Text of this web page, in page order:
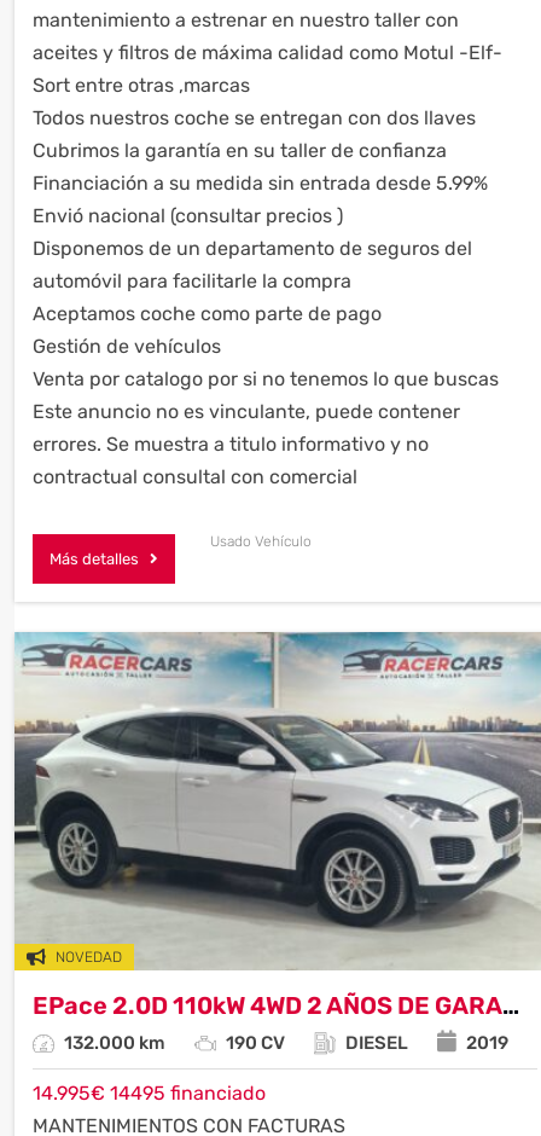
mantenimiento a estrenar en nuestro taller con
aceites y filtros de máxima calidad como Motul -Elf-
Sort entre otras ,marcas
Todos nuestros coche se entregan con dos llaves
Cubrimos la garantía en su taller de confianza
Financiación a su medida sin entrada desde 5.99%
Envió nacional (consultar precios )
Disponemos de un departamento de seguros del
automóvil para facilitarle la compra
Aceptamos coche como parte de pago
Gestión de vehículos
Venta por catalogo por si no tenemos lo que buscas
Este anuncio no es vinculante, puede contener
errores. Se muestra a titulo informativo y no
contractual consultal con comercial
Más detalles
Usado Vehículo
NOVEDAD
EPace 2.0D 110kW 4WD 2 AÑOS DE GARANTIA
132.000 km 190 CV DIESEL 2019
14.995€ 14495 financiado
MANTENIMIENTOS CON FACTURAS